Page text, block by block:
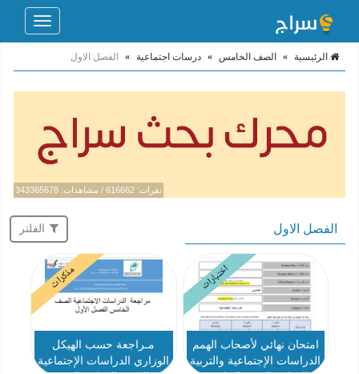
Toggle
الرئيسية » الصف الخامس » درسات اجتماعية » الفصل الاول
نقرات: 616662 / مشاهدات: 343365678
الفصل الاول الفلتر
اختبارات
امتحان نهائي لأصحاب الهمم
الدراسات الإجتماعية والتربية
مذكرات
مـراجعة حسب الهيكل
الوزاري الدراسات الإجتماعية